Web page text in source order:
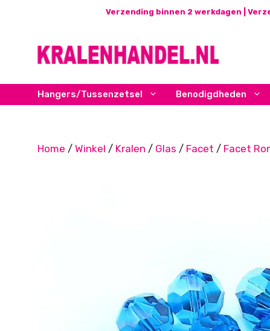
Verzending binnen 2 werkdagen |
Hangers/Tussenzetsel Benodigdheden
Home / Winkel / Kralen / Glas / Facet / Facet